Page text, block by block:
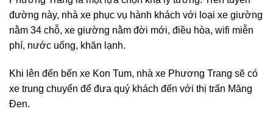
đường này, nhà xe phục vụ hành khách với loại xe giường
nằm 34 chỗ, xe giường nằm đời mới, điều hòa, wifi miễn
phí, nước uống, khăn lạnh.
Khi lên đến bến xe Kon Tum, nhà xe Phương Trang sẽ có
xe trung chuyển để đưa quý khách đến với thị trấn Măng
Đen.